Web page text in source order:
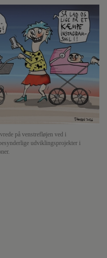
på venstrefløjen ved i
udviklingsprojekter i